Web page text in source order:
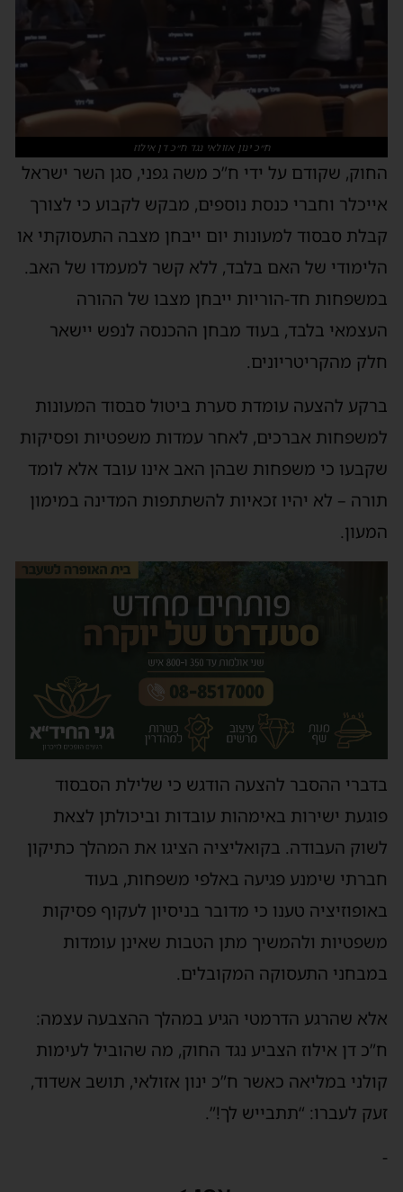
ח״כ ינון אזולאי נגד ח״כ דן אילוז
החוק, שקודם על ידי ח”כ משה גפני, סגן השר ישראל
אייכלר וחברי כנסת נוספים, מבקש לקבוע כי לצורך
קבלת סבסוד למעונות יום ייבחן מצבה התעסוקתי או
הלימודי של האם בלבד, ללא קשר למעמדו של האב.
במשפחות חד-הוריות ייבחן מצבו של ההורה
העצמאי בלבד, בעוד מבחן ההכנסה לנפש יישאר
חלק מהקריטריונים.
ברקע להצעה עומדת סערת ביטול סבסוד המעונות
למשפחות אברכים, לאחר עמדות משפטיות ופסיקות
שקבעו כי משפחות שבהן האב אינו עובד אלא לומד
תורה – לא יהיו זכאיות להשתתפות המדינה במימון
המעון.
בדברי ההסבר להצעה הודגש כי שלילת הסבסוד
פוגעת ישירות באימהות עובדות וביכולתן לצאת
לשוק העבודה. בקואליציה הציגו את המהלך כתיקון
חברתי שימנע פגיעה באלפי משפחות, בעוד
באופוזיציה טענו כי מדובר בניסיון לעקוף פסיקות
משפטיות ולהמשיך מתן הטבות שאינן עומדות
במבחני התעסוקה המקובלים.
אלא שהרגע הדרמטי הגיע במהלך ההצבעה עצמה:
ח”כ דן אילוז הצביע נגד החוק, מה שהוביל לעימות
קולני במליאה כאשר ח”כ ינון אזולאי, תושב אשדוד,
זעק לעברו: “תתבייש לך!”.
-